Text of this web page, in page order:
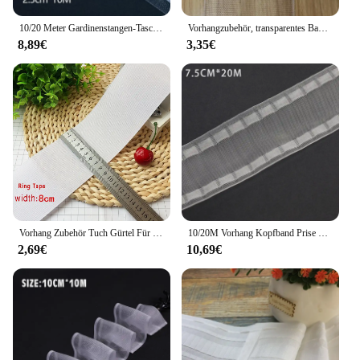
10/20 Meter Gardinenstangen-Taschenband, transparentes Vorhangzubehör, feste Falten, Nylongewebe, Vorhanghaken, Verschlüsselungsband
8,89€
Vorhangzubehör, transparentes Band, Polyester, gepolstert, gewebtes Vorhangband, Stoffgürtel für Vorhänge, Ösen, Ringe cp101&B
3,35€
Vorhang Zubehör Tuch Gürtel Für Vorhänge Ösen Band Ringe Tülle Top Stanzen Haken Vlies Vorhang Falten Band CP101 # 30
2,69€
10/20M Vorhang Kopfband Prise Falten Band Diy Transparent Stange Band Nylon Hause Nähen Fenster Haken Vorhänge zubehör Band
10,69€